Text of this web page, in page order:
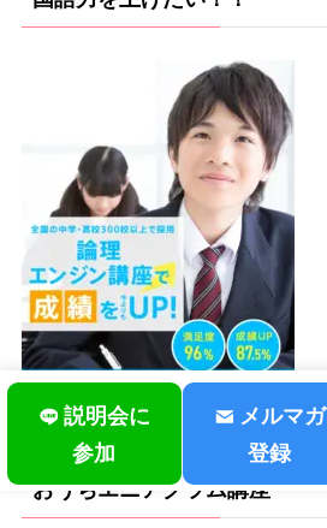
おうちエニアグラム講座
説明会に
参加
メルマガ
登録